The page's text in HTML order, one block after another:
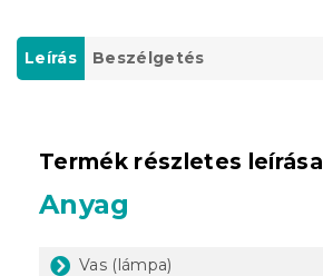
Leírás Beszélgetés
Termék részletes leírása
Anyag
Vas (lámpa)